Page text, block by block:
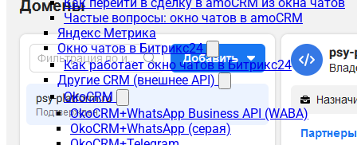
Частые вопросы: окно чатов в amoCRM
Яндекс Метрика
Окно чатов в Битрикс24
Как работает окно чатов в Битрикс24
Другие CRM (внешнее API)
OkoCRM
OkoCRM+WhatsApp Business API (WABA)
OkoCRM+WhatsApp (серая)